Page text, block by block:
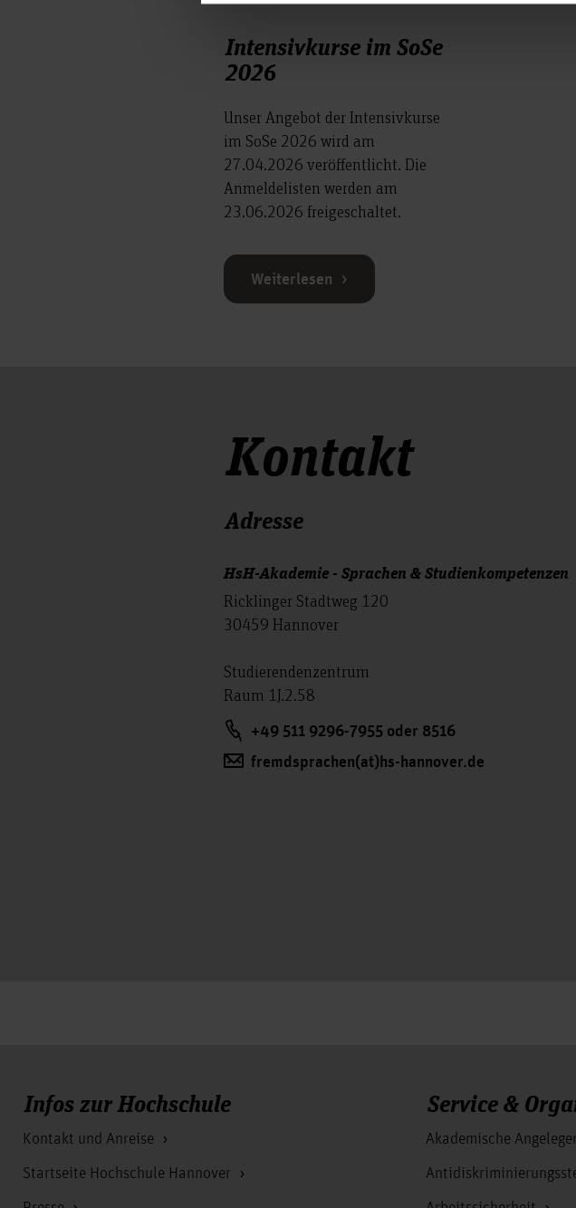
Intensivkurse im SoSe
2026
Unser Angebot der Intensivkurse
im SoSe 2026 wird am
27.04.2026 veröffentlicht. Die
Anmeldelisten werden am
23.06.2026 freigeschaltet.
Weiterlesen
Kontakt
Adresse
HsH-Akademie - Sprachen & Studienkompetenzen
Ricklinger Stadtweg 120
30459 Hannover
Studierendenzentrum
Raum 1J.2.58
+49 511 9296-7955 oder 8516
fremdsprachen(at)hs-hannover.de
Infos zur Hochschule
Kontakt und Anreise
Startseite Hochschule Hannover
Service &
Akademische